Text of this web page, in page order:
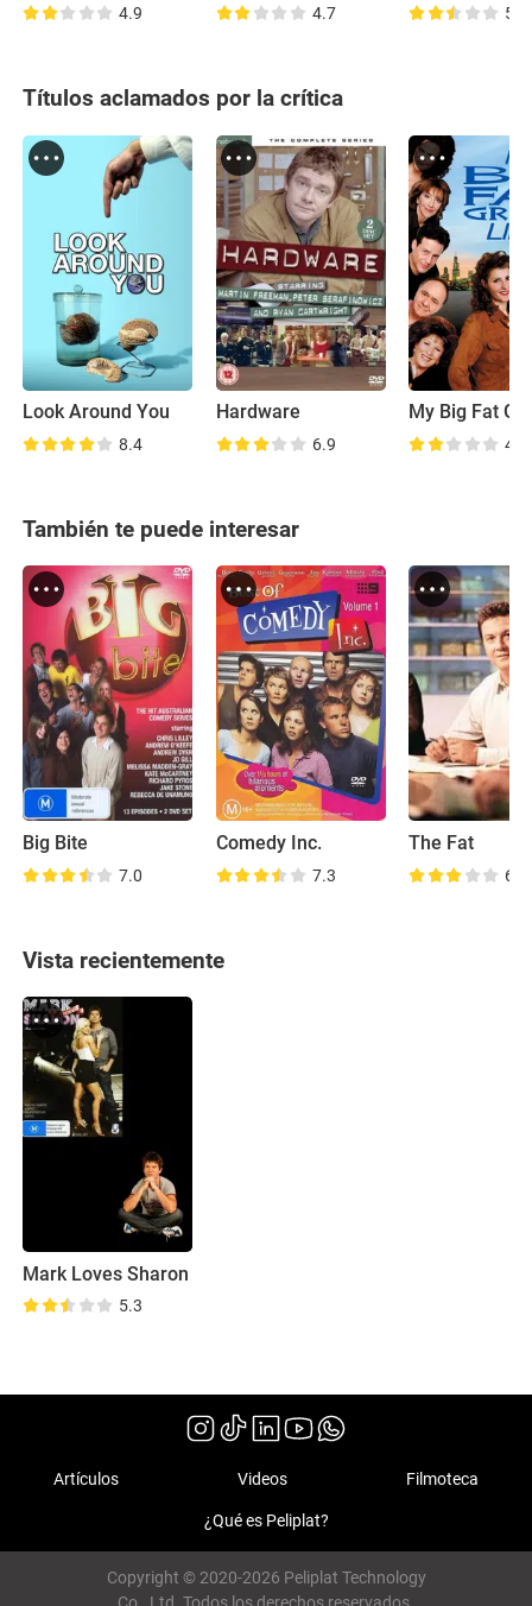
4.9 4.7 5.7
Títulos aclamados por la crítica
Look Around You
8.4
Hardware
6.9 4.8
También te puede interesar
Big Bite
7.0
Comedy Inc.
7.3
The Fat
6.1
Vista recientemente
Mark Loves Sharon
5.3
Artículos Videos Filmoteca
¿Qué es Peliplat?
Copyright © 2020-2026 Peliplat Technology
Co., Ltd. Todos los derechos reservados.